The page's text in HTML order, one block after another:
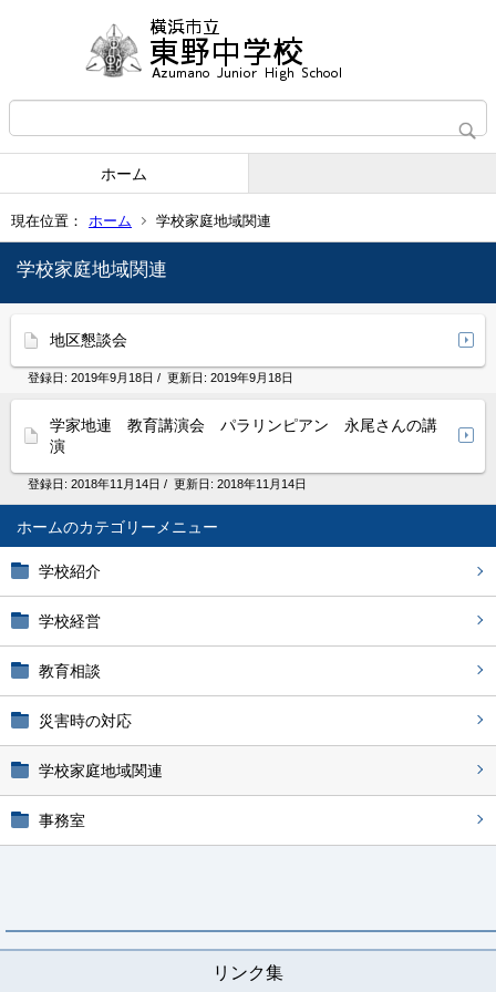
ホーム
現在位置： ホーム 学校家庭地域関連
ホーム
学校紹介
学校経営
教育相談
災害時の対応
学校家庭地域関連
事務室
リンク集
学校家庭地域関連
地区懇談会
登録日: 2019年9月18日 / 更新日: 2019年9月18日
学家地連 教育講演会 パラリンピアン 永尾さんの講
演
登録日: 2018年11月14日 / 更新日: 2018年11月14日